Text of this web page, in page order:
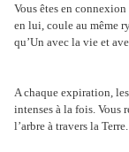
Vous êtes en
en lui, coule au même
qu’Un avec la vie et
A chaque expiration,
intenses à la fois. Vous
l’arbre à travers la